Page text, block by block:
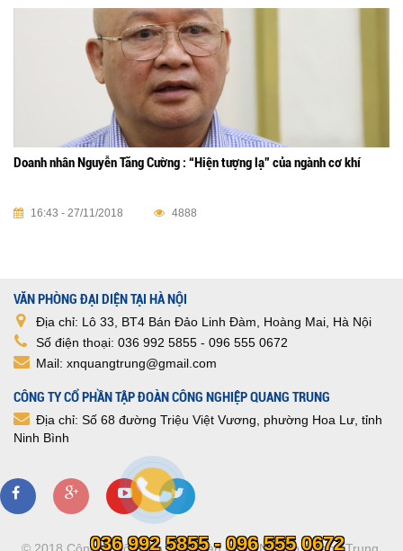
Doanh nhân Nguyễn Tăng Cường : “Hiện tượng lạ” của ngành cơ khí
16:43 - 27/11/2018 4888
VĂN PHÒNG ĐẠI DIỆN TẠI HÀ NỘI
Địa chỉ: Lô 33, BT4 Bán Đảo Linh Đàm, Hoàng Mai, Hà Nội
Số điện thoại: 036 992 5855 - 096 555 0672
Mail: xnquangtrung@gmail.com
CÔNG TY CỔ PHẦN TẬP ĐOÀN CÔNG NGHIỆP QUANG TRUNG
Địa chỉ: Số 68 đường Triệu Việt Vương, phường Hoa Lư, tỉnh
Ninh Bình
© 2018 Công ty Cổ phần Tập đoàn Công Nghiệp Quang Trung
036 992 5855 - 096 555 0672